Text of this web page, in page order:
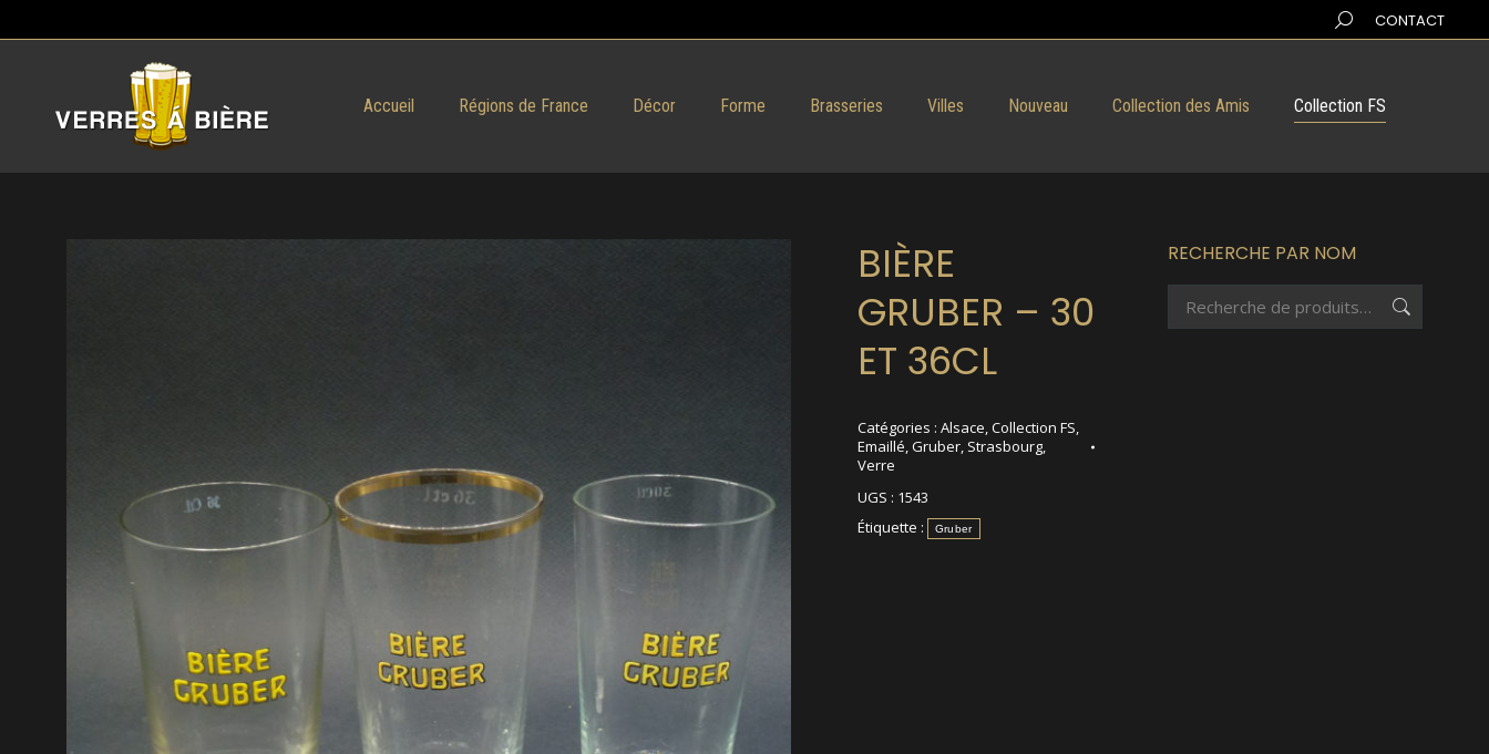
Search:CONTACT
Accueil Régions de France Décor Forme Brasseries Villes Nouveau Collection des Amis Collection FS
BIÈRE
GRUBER – 30
ET 36CL
Catégories : Alsace,Collection FS,
Emaillé,Gruber, Strasbourg,
Verre
UGS : 1543
Étiquette :
Gruber
RECHERCHE PAR NOM